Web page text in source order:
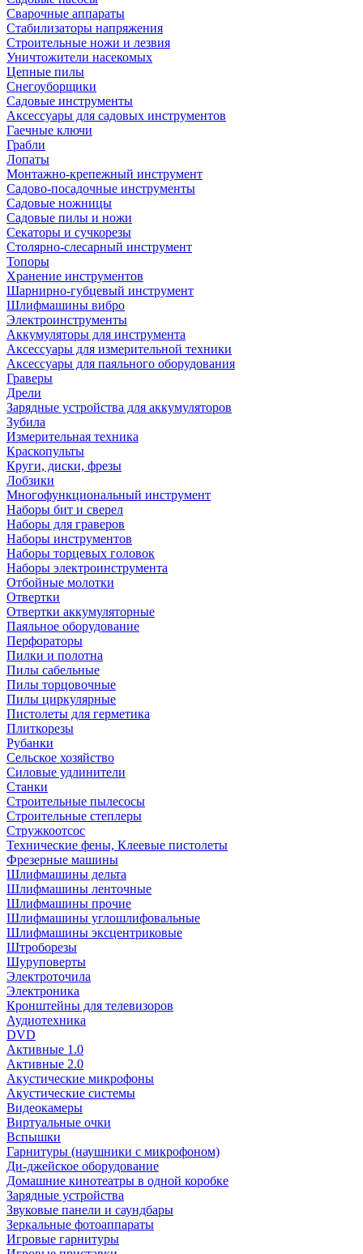
Сварочные аппараты
Стабилизаторы напряжения
Строительные ножи и лезвия
Уничтожители насекомых
Цепные пилы
Снегоуборщики
Садовые инструменты
Аксессуары для садовых инструментов
Гаечные ключи
Грабли
Лопаты
Монтажно-крепежный инструмент
Садово-посадочные инструменты
Садовые ножницы
Садовые пилы и ножи
Секаторы и сучкорезы
Столярно-слесарный инструмент
Топоры
Хранение инструментов
Шарнирно-губцевый инструмент
Шлифмашины вибро
Электроинструменты
Аккумуляторы для инструмента
Аксессуары для измерительной техники
Аксессуары для паяльного оборудования
Граверы
Дрели
Зарядные устройства для аккумуляторов
Зубила
Измерительная техника
Краскопульты
Круги, диски, фрезы
Лобзики
Многофункциональный инструмент
Наборы бит и сверел
Наборы для граверов
Наборы инструментов
Наборы торцевых головок
Наборы электроинструмента
Отбойные молотки
Отвертки
Отвертки аккумуляторные
Паяльное оборудование
Перфораторы
Пилки и полотна
Пилы сабельные
Пилы торцовочные
Пилы циркулярные
Пистолеты для герметика
Плиткорезы
Рубанки
Сельское хозяйство
Силовые удлинители
Станки
Строительные пылесосы
Строительные степлеры
Стружкоотсос
Технические фены, Клеевые пистолеты
Фрезерные машины
Шлифмашины дельта
Шлифмашины ленточные
Шлифмашины прочие
Шлифмашины углошлифовальные
Шлифмашины эксцентриковые
Штроборезы
Шуруповерты
Электроточила
Электроника
Кронштейны для телевизоров
Аудиотехника
DVD
Активные 1.0
Активные 2.0
Акустические микрофоны
Акустические системы
Видеокамеры
Виртуальные очки
Вспышки
Гарнитуры (наушники с микрофоном)
Ди-джейское оборудование
Домашние кинотеатры в одной коробке
Зарядные устройства
Звуковые панели и саундбары
Зеркальные фотоаппараты
Игровые гарнитуры